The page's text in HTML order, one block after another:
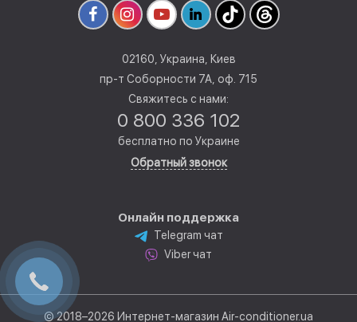
02160, Украина, Киев
пр-т Соборности 7А, оф. 715
Свяжитесь с нами:
0 800 336 102
бесплатно по Украине
Обратный звонок
Онлайн поддержка
Telegram чат
Viber чат
© 2018–2026 Интернет-магазин Air-conditioner.ua